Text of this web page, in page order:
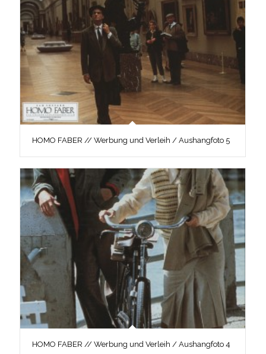
HOMO FABER // Werbung und Verleih / Aushangfoto 5
HOMO FABER // Werbung und Verleih / Aushangfoto 4